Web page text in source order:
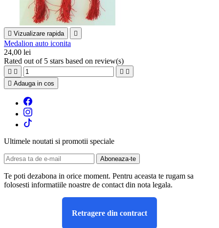
 Vizualizare rapida 
Medalion auto iconita
24,00 lei
Rated out of 5 stars based on review(s)
   
 Adauga in cos
Ultimele noutati si promotii speciale
Te poti dezabona in orice moment. Pentru aceasta te rugam sa
folosesti informatiile noastre de contact din nota legala.
Retragere din contract